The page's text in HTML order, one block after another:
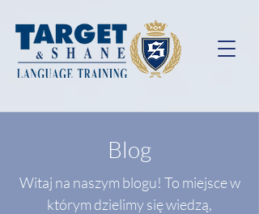
Blog
Witaj na naszym blogu! To miejsce w
którym dzielimy się wiedzą,